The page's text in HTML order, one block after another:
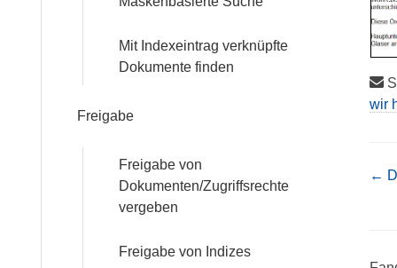
Mit Indexeintrag verknüpfte
Dokumente finden
Freigabe
Freigabe von
Dokumenten/Zugriffsrechte
vergeben
Freigabe von Indizes
wir
←